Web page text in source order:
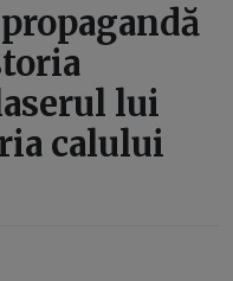
lui
calului